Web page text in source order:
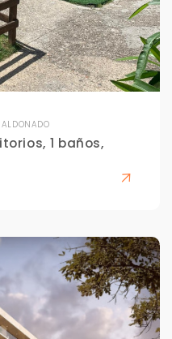
1 baños,